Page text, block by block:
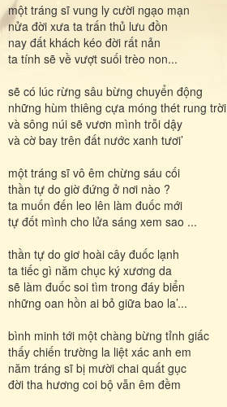
một tráng sĩ vung ly cười ngạo mạn
nửa đời xưa ta trấn thủ lưu đồn
nay đất khách kéo đời rất nản
ta tính sẽ về vượt suối trèo non...
sẽ có lúc rừng sâu bừng chuyển động
những hùm thiêng cựa móng thét rung trời
và sông núi sẽ vươn mình trỗi dậy
và cờ bay trên đất nước xanh tươi’
một tráng sĩ vô êm chừng sáu cối
thần tự do giờ đứng ở nơi nào ?
ta muốn đến leo lên làm đuốc mới
tự đốt mình cho lửa sáng xem sao ...
thần tự do giơ hoài cây đuốc lạnh
ta tiếc gì năm chục ký xương da
sẽ làm đuốc soi tìm trong đáy biển
những oan hồn ai bỏ giữa bao la’...
bình minh tới một chàng bừng tỉnh giấc
thấy chiến trường la liệt xác anh em
năm tráng sĩ bị mười chai quất gục
đời tha hương coi bộ vẫn êm đềm